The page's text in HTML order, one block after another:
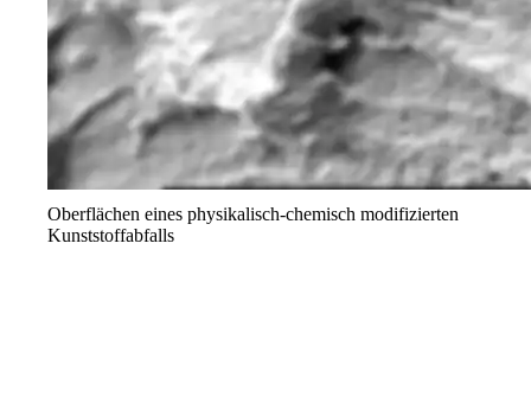
Oberflächen eines physikalisch-chemisch modifizierten
Kunststoffabfalls